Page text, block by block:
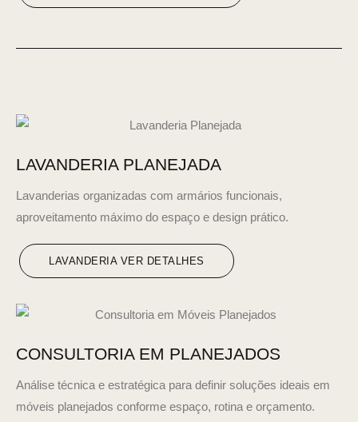
LAVANDERIA PLANEJADA
Lavanderias organizadas com armários funcionais,
aproveitamento máximo do espaço e design prático.
LAVANDERIA VER DETALHES
CONSULTORIA EM PLANEJADOS
Análise técnica e estratégica para definir soluções ideais em
móveis planejados conforme espaço, rotina e orçamento.